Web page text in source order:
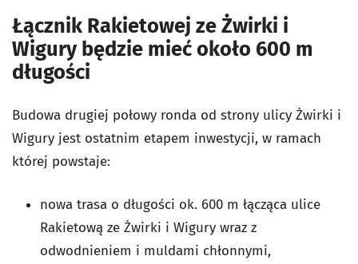
Łącznik Rakietowej ze Żwirki i
Wigury będzie mieć około 600 m
długości
Budowa drugiej połowy ronda od strony ulicy Żwirki i
Wigury jest ostatnim etapem inwestycji, w ramach
której powstaje:
nowa trasa o długości ok. 600 m łącząca ulice
Rakietową ze Żwirki i Wigury wraz z
odwodnieniem i muldami chłonnymi,